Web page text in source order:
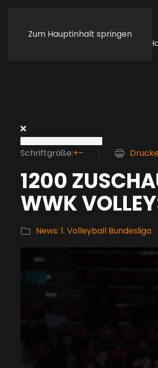
Zum Hauptinhalt springen
Schriftgröße:+–
1200
WWK
News: 1. Volleyball Bundesliga